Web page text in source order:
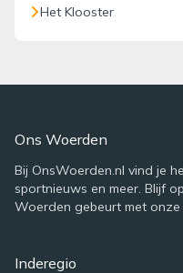
Het Klooster
Ons Woerden
Bij OnsWoerden.nl vind je
sportnieuws en meer. Blijf
Woerden gebeurt met
Inderegio